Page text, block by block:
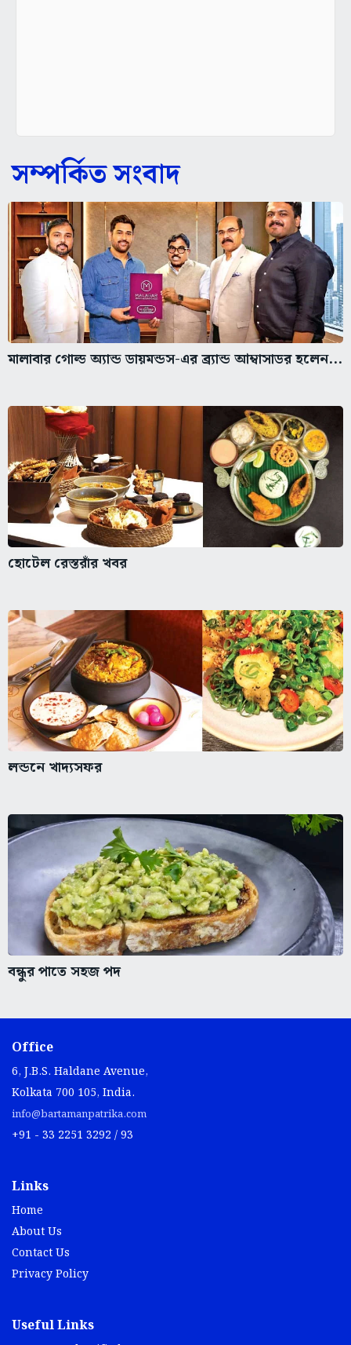
সম্পর্কিত সংবাদ
মালাবার গোল্ড অ্যান্ড ডায়মন্ডস-এর ব্র্যান্ড আম্বাসাডর হলেন...
হোটেল রেস্তরাঁর খবর
লন্ডনে খাদ্যসফর
বন্ধুর পাতে সহজ পদ
Office
6, J.B.S. Haldane Avenue,
Kolkata 700 105, India.
info@bartamanpatrika.com
+91 - 33 2251 3292 / 93
Links
Home
About Us
Contact Us
Privacy Policy
Useful Links